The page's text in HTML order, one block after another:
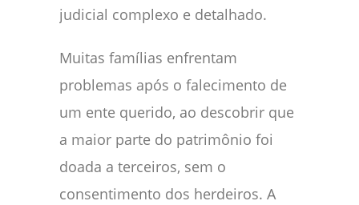
judicial complexo e detalhado.
Muitas famílias enfrentam
problemas após o falecimento de
um ente querido, ao descobrir que
a maior parte do patrimônio foi
doada a terceiros, sem o
consentimento dos herdeiros. A